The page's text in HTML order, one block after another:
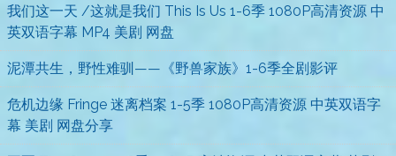
我们这一天 /这就是我们 This Is Us 1-6季 1080P高清资源 中
英双语字幕 MP4 美剧 网盘
泥潭共生，野性难驯——《野兽家族》1-6季全剧影评
危机边缘 Fringe 迷离档案 1-5季 1080P高清资源 中英双语字
幕 美剧 网盘分享